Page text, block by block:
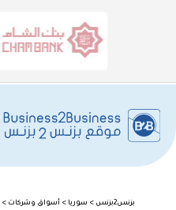
بزنس2بزنس > سوريا > أسواق وشركات >